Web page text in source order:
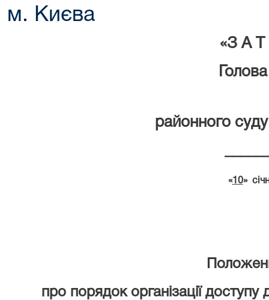
м. Києва
«З А
районного
«10»
про порядок організації доступу